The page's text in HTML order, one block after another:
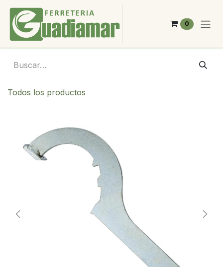
Ir al contenido
0
Todos los productos